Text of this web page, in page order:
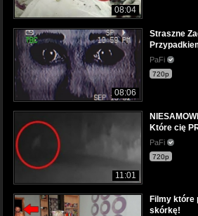
08:04
08:06
Straszne
PaFi
720p
11:01
Które cię
PaFi
720p
Filmy które
skórkę!